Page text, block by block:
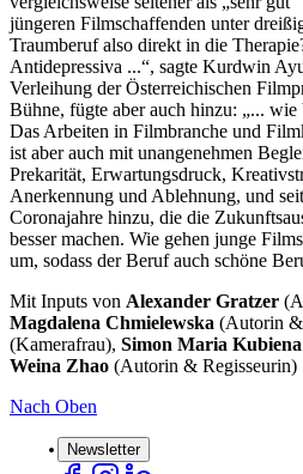
jüngeren Filmschaffenden unter
Traumberuf also direkt in die
Antidepressiva ...“, sagte Kurdwin
Verleihung der Österreichischen
Bühne, fügte aber auch hinzu: „...
Das Arbeiten in Filmbranche und
ist aber auch mit unangenehmen
Prekarität, Erwartungsdruck,
Anerkennung und Ablehnung, und
Coronajahre hinzu, die die
besser machen. Wie gehen junge
um, sodass der Beruf auch schöne
Mit Inputs von Alexander Gratzer
Magdalena Chmielewska (Autorin &
(Kamerafrau), Simon Maria Kubiena
Weina Zhao (Autorin & Regisseurin)
Nach Oben
Newsletter